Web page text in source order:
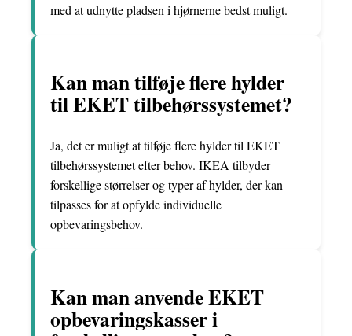
med at udnytte pladsen i hjørnerne bedst muligt.
Kan man tilføje flere hylder
til EKET tilbehørssystemet?
Ja, det er muligt at tilføje flere hylder til EKET
tilbehørssystemet efter behov. IKEA tilbyder
forskellige størrelser og typer af hylder, der kan
tilpasses for at opfylde individuelle
opbevaringsbehov.
Kan man anvende EKET
opbevaringskasser i